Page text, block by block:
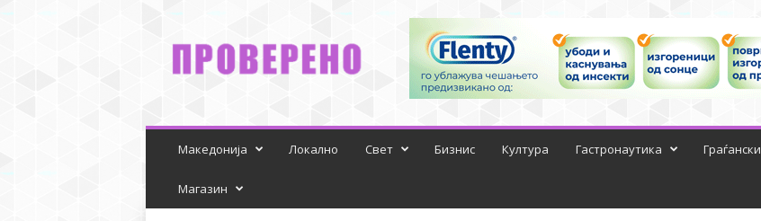
e
Македонија Локално Свет Бизнис Култура Гастронаутика Граѓански
Магазин